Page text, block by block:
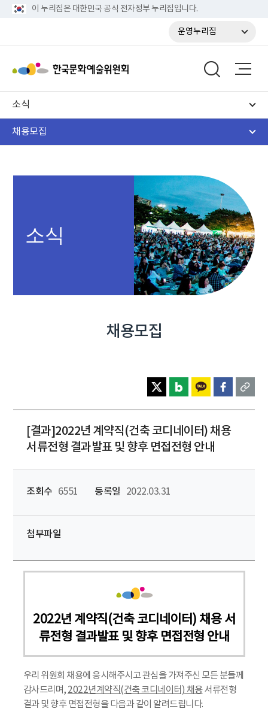
이 누리집은 대한민국 공식 전자정부 누리집입니다.
운영누리집
소식
채용모집
소식
채용모집
[결과]2022년 계약직(건축 코디네이터) 채용
서류전형 결과발표 및 향후 면접전형 안내
조회수 6551 등록일 2022.03.31
첨부파일
2022년 계약직(건축 코디네이터) 채용 서
류전형 결과발표 및 향후 면접전형 안내
우리 위원회 채용에 응시해주시고 관심을 가져주신 모든 분들께
감사드리며, 2022년계약직(건축 코디네이터) 채용서류전형
결과 및 향후 면접전형을 다음과 같이 알려드립니다.